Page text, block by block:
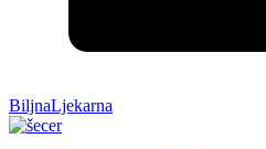
BiljnaLjekarna